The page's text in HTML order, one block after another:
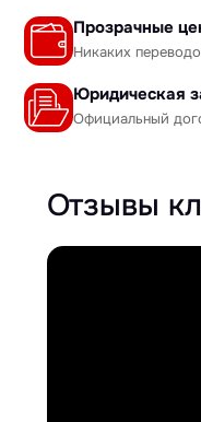
Прозрачные
Никаких
Юридическая
Официальный
Отзывы